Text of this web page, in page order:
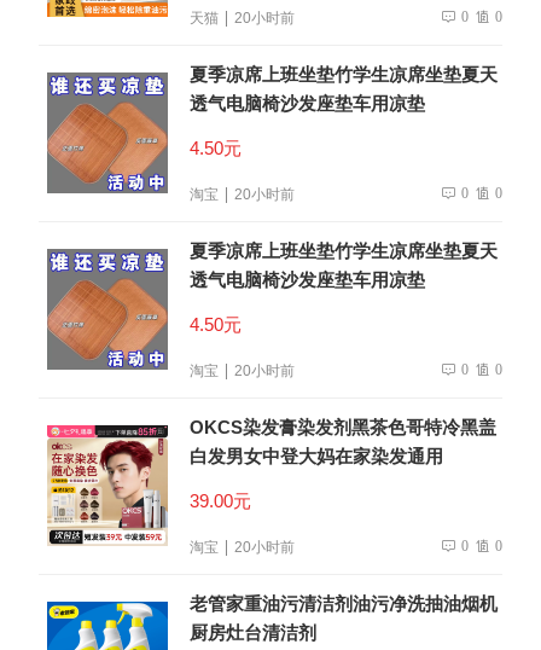
天猫 20小时前 0 0
夏季凉席上班坐垫竹学生凉席坐垫夏天
透气电脑椅沙发座垫车用凉垫
4.50元
淘宝 20小时前 0 0
夏季凉席上班坐垫竹学生凉席坐垫夏天
透气电脑椅沙发座垫车用凉垫
4.50元
淘宝 20小时前 0 0
OKCS染发膏染发剂黑茶色哥特冷黑盖
白发男女中登大妈在家染发通用
39.00元
淘宝 20小时前 0 0
老管家重油污清洁剂油污净洗抽油烟机
厨房灶台清洁剂